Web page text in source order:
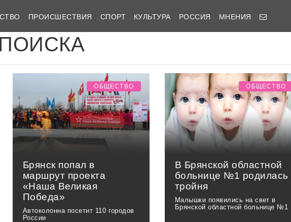
ПРОИСШЕСТВИЯ СПОРТ КУЛЬТУРА РОССИЯ МНЕНИЯ
Брянск попал в
маршрут проекта
«Наша Великая
Победа»
Автоколонна посетит 110 городов
России
ОБЩЕСТВО
В Брянской областной
больнице №1 родилась
тройня
Малышки появились на свет в
Брянской областной больнице №1
ОБЩЕСТВО